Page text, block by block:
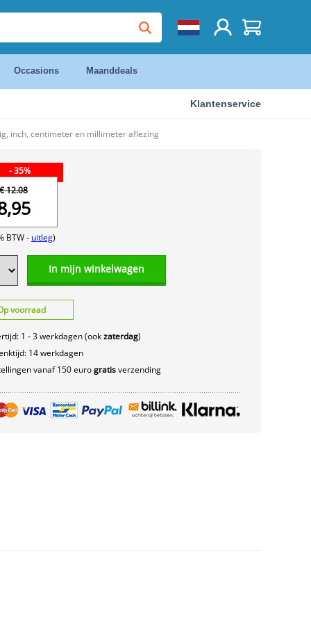
Occasions Maanddeals
Klantenservice
inch, centimeter en millimeter aflezing
- 35%
€ 12.08
BTW - uitleg)
In mijn winkelwagen
voorraad
1 - 3 werkdagen (ookzaterdag)
14 werkdagen
vanaf 150 eurogratisverzending